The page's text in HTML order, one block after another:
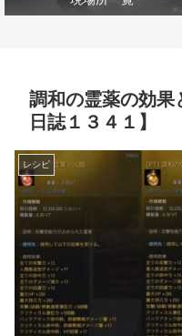
調和の霊薬の効果
日誌１３４１】
レシピ